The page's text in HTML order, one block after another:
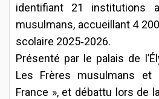
identifiant 21 institutions
musulmans, accueillant 4
scolaire 2025‑2026.
Présenté par le palais de
Les Frères musulmans et
France », et débattu lors de